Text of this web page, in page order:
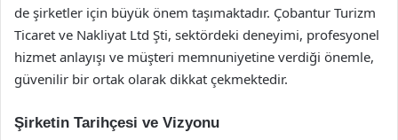
de şirketler için büyük önem taşımaktadır. Çobantur Turizm
Ticaret ve Nakliyat Ltd Şti, sektördeki deneyimi, profesyonel
hizmet anlayışı ve müşteri memnuniyetine verdiği önemle,
güvenilir bir ortak olarak dikkat çekmektedir.
Şirketin Tarihçesi ve Vizyonu